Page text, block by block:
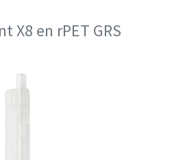
X8 en rPET GRS